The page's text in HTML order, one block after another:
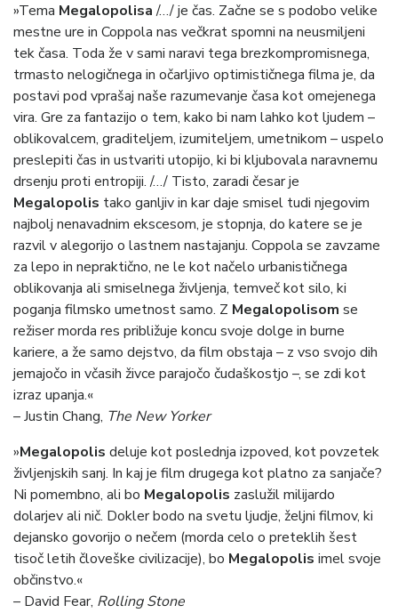
»Tema Megalopolisa/…/ je čas. Začne se s podobo velike
mestne ure in Coppola nas večkrat spomni na neusmiljeni
tek časa. Toda že v sami naravi tega brezkompromisnega,
trmasto nelogičnega in očarljivo optimističnega filma je, da
postavi pod vprašaj naše razumevanje časa kot omejenega
vira. Gre za fantazijo o tem, kako bi nam lahko kot ljudem –
oblikovalcem, graditeljem, izumiteljem, umetnikom – uspelo
preslepiti čas in ustvariti utopijo, ki bi kljubovala naravnemu
drsenju proti entropiji. /…/ Tisto, zaradi česar je
Megalopolis tako ganljiv in kar daje smisel tudi njegovim
najbolj nenavadnim ekscesom, je stopnja, do katere se je
razvil v alegorijo o lastnem nastajanju. Coppola se zavzame
za lepo in nepraktično, ne le kot načelo urbanističnega
oblikovanja ali smiselnega življenja, temveč kot silo, ki
poganja filmsko umetnost samo. Z Megalopolisom se
režiser morda res približuje koncu svoje dolge in burne
kariere, a že samo dejstvo, da film obstaja – z vso svojo dih
jemajočo in včasih živce parajočo čudaškostjo –, se zdi kot
izraz upanja.«
– Justin Chang, The New Yorker
»Megalopolis deluje kot poslednja izpoved, kot povzetek
življenjskih sanj. In kaj je film drugega kot platno za sanjače?
Ni pomembno, ali bo Megalopolis zaslužil milijardo
dolarjev ali nič. Dokler bodo na svetu ljudje, željni filmov, ki
dejansko govorijo o nečem (morda celo o preteklih šest
tisoč letih človeške civilizacije), bo Megalopolis imel svoje
občinstvo.«
– David Fear, Rolling Stone